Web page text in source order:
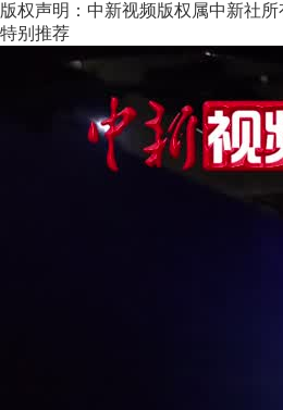
版权声明：中新视频版权属中新社
特别推荐